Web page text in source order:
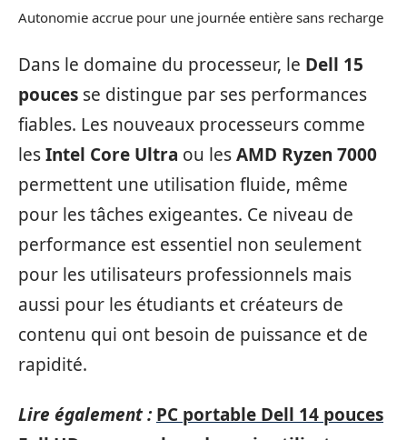
Autonomie accrue pour une journée entière sans recharge
Dans le domaine du processeur, le Dell 15
pouces se distingue par ses performances
fiables. Les nouveaux processeurs comme
lesIntel Core Ultra ou lesAMD Ryzen 7000
permettent une utilisation fluide, même
pour les tâches exigeantes. Ce niveau de
performance est essentiel non seulement
pour les utilisateurs professionnels mais
aussi pour les étudiants et créateurs de
contenu qui ont besoin de puissance et de
rapidité.
Lire également : PC portable Dell 14 pouces